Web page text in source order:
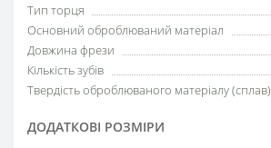
Тип торця
Основний оброблюваний матеріал
Довжина фрези
Кількість зубів
Твердість оброблюваного матеріалу (сплав)
ДОДАТКОВІ РОЗМІРИ